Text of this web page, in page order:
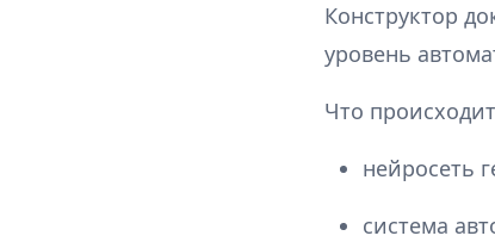
Конструктор
уровень
Что
нейросеть
система